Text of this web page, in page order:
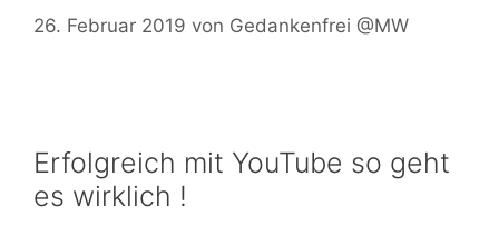
26. Februar 2019 von Gedankenfrei @MW
Erfolgreich mit YouTube so geht
es wirklich !